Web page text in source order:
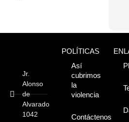
Jr.
Alonso
de
Alvarado
1042
POLÍTICAS
Así
cubrimos
la
violencia
Contáctenos